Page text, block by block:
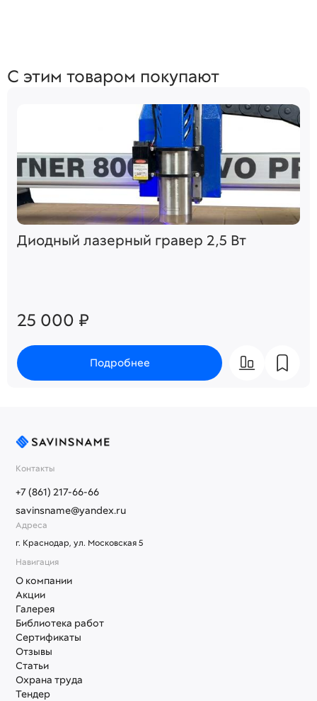
С этим товаром покупают
Диодный лазерный гравер 2,5 Вт
25 000 ₽
Подробнее
Контакты
+7 (861) 217-66-66
savinsname@yandex.ru
Адреса
г. Краснодар, ул. Московская 5
Навигация
О компании
Акции
Галерея
Библиотека работ
Сертификаты
Отзывы
Статьи
Охрана труда
Тендер